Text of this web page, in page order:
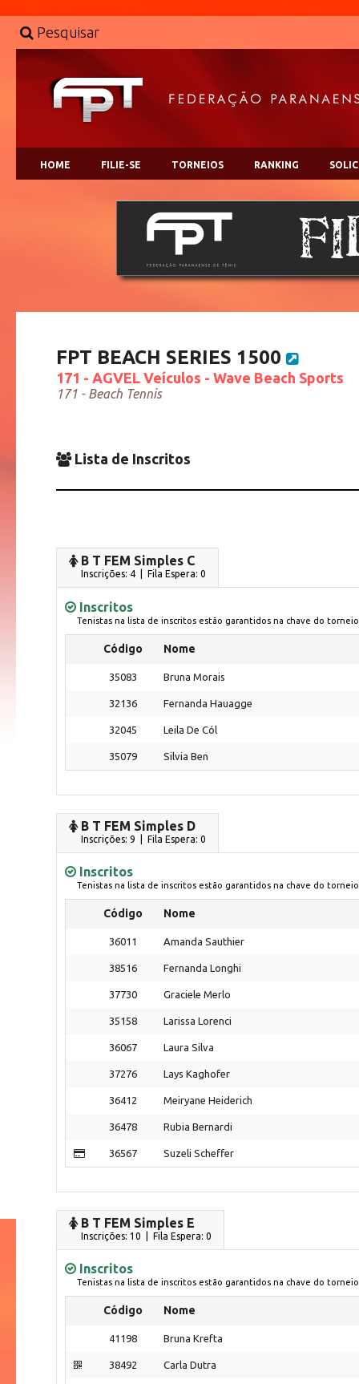
Pesquisar
HOME FILIE-SE TORNEIOS RANKING
FPT BEACH SERIES 1500
171 - AGVEL Veículos - Wave Beach Sports
171 - Beach Tennis
Lista de Inscritos
B T FEM Simples C
Inscrições: 4 | Fila Espera: 0
Inscritos
Tenistas na lista de inscritos estão garantidos na chave do torneio
Código Nome
35083 Bruna Morais
32136 Fernanda Hauagge
32045 Leila De Cól
35079 Silvia Ben
B T FEM Simples D
Inscrições: 9 | Fila Espera: 0
Inscritos
Tenistas na lista de inscritos estão garantidos na chave do torneio
Código Nome
36011 Amanda Sauthier
38516 Fernanda Longhi
37730 Graciele Merlo
35158 Larissa Lorenci
36067 Laura Silva
37276 Lays Kaghofer
36412 Meiryane Heiderich
36478 Rubia Bernardi
36567 Suzeli Scheffer
B T FEM Simples E
Inscrições: 10 | Fila Espera: 0
Inscritos
Tenistas na lista de inscritos estão garantidos na chave do torneio
Código Nome
41198 Bruna Krefta
38492 Carla Dutra